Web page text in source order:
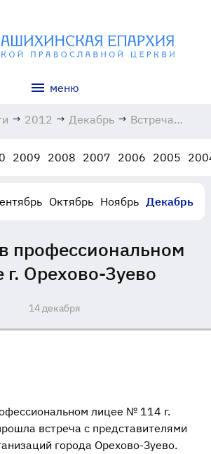
меню
→ 2012 → Декабрь → Встреча
г. Орехово-
2009 2008 2007 2006 2005
Октябрь Ноябрь Декабрь
профессиональном
г. Орехово-Зуево
14 декабря
лицее № 114 г.
встреча с представителями
города Орехово-Зуево.